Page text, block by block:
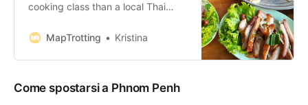
cooking class than a local Thai
around Thailand for nearly a month
learn the secrets of the delicious
take A Thai cooking class in Chiang
MapTrotting Kristina
Come spostarsi a Phnom Penh